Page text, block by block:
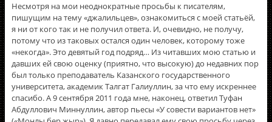
Несмотря на мои неоднократные просьбы к писателям,
пишущим на тему «джалильцев», ознакомиться с моей статьёй,
я ни от кого так и не получил ответа. И, очевидно, не получу,
потому что из таковых остался один человек, которому тоже
«некогда». Это девятый год подряд… Из читавших мою статью и
давших ей свою оценку (приятно, что высокую) до недавних пор
был только преподаватель Казанского государственного
университета, академик Талгат Галиуллин, за что ему искреннее
спасибо. А 9 сентября 2011 года мне, наконец, ответил Туфан
Абдуллович Миннуллин, автор пьесы «У совести вариантов нет»